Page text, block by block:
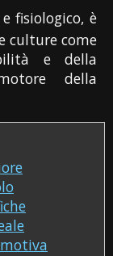
fisiologico, è
culture come
e della
della